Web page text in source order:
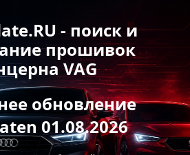
- поиск и
прошивок
VAG
обновление
01.08.2026